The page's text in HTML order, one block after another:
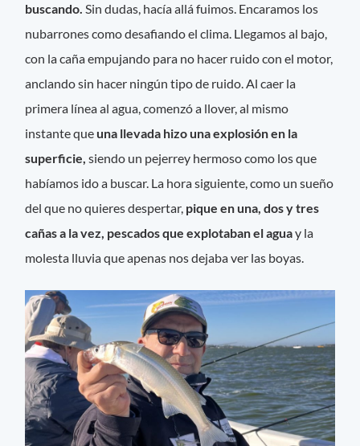
buscando. Sin dudas, hacía allá fuimos. Encaramos los
nubarrones como desafiando el clima. Llegamos al bajo,
con la caña empujando para no hacer ruido con el motor,
anclando sin hacer ningún tipo de ruido. Al caer la
primera línea al agua, comenzó a llover, al mismo
instante que una llevada hizo una explosión en la
superficie,siendo un pejerrey hermoso como los que
habíamos ido a buscar. La hora siguiente, como un sueño
del que no quieres despertar, pique en una, dos y tres
cañas a la vez, pescados que explotaban el aguay la
molesta lluvia que apenas nos dejaba ver las boyas.